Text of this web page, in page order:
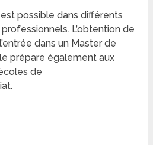
possible dans différents
L’obtention de
dans un Master de
prépare également aux
de